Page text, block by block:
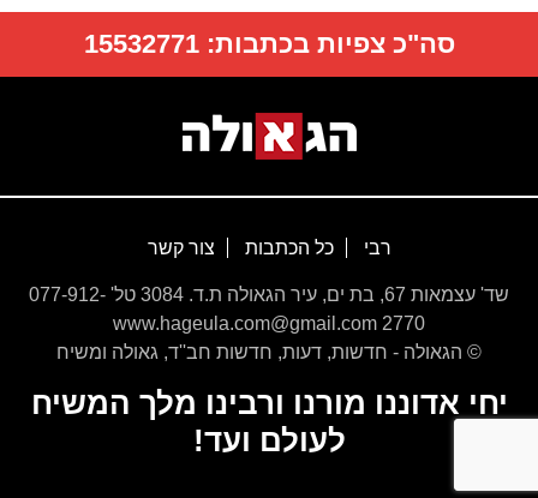
סה"כ צפיות בכתבות:15532771
רבי כל הכתבות צור קשר
שד' עצמאות 67, בת ים, עיר הגאולה ת.ד. 3084 טל' 077-912-
2770 www.hageula.com@gmail.com
© הגאולה - חדשות, דעות, חדשות חב''ד, גאולה ומשיח
יחי אדוננו מורנו ורבינו מלך המשיח
לעולם ועד!